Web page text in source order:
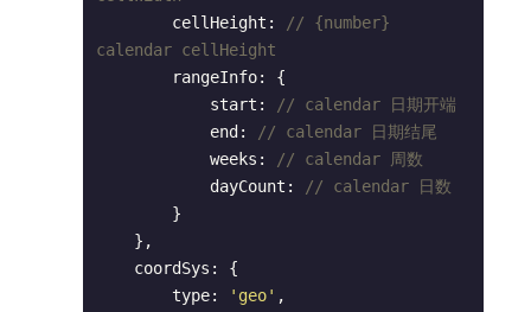
        cellHeight:
// {number}
calendar cellHeight
            start:
// calendar 日期开端
            end:
// calendar 日期结尾
            weeks:
// calendar 周数
            dayCount:
// calendar 日数
        type:
'geo' ,